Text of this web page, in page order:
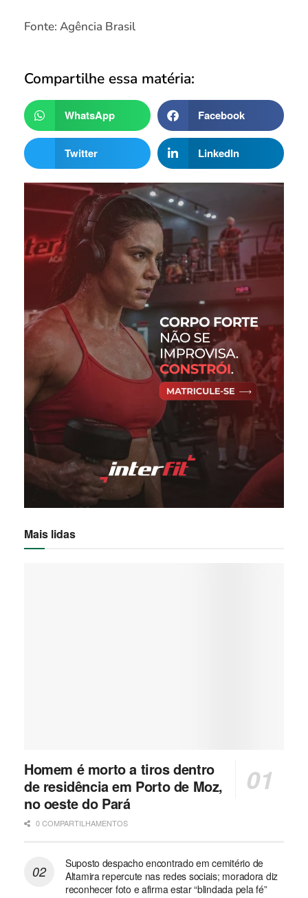
Fonte: Agência Brasil
Compartilhe essa matéria:
WhatsApp Facebook
Twitter LinkedIn
Mais lidas
Homem é morto a tiros dentro
de residência em Porto de Moz,
no oeste do Pará
0 COMPARTILHAMENTOS
Suposto despacho encontrado em cemitério de
Altamira repercute nas redes sociais; moradora diz
reconhecer foto e afirma estar “blindada pela fé”